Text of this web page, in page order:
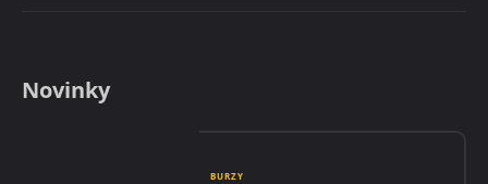
Novinky
BURZY